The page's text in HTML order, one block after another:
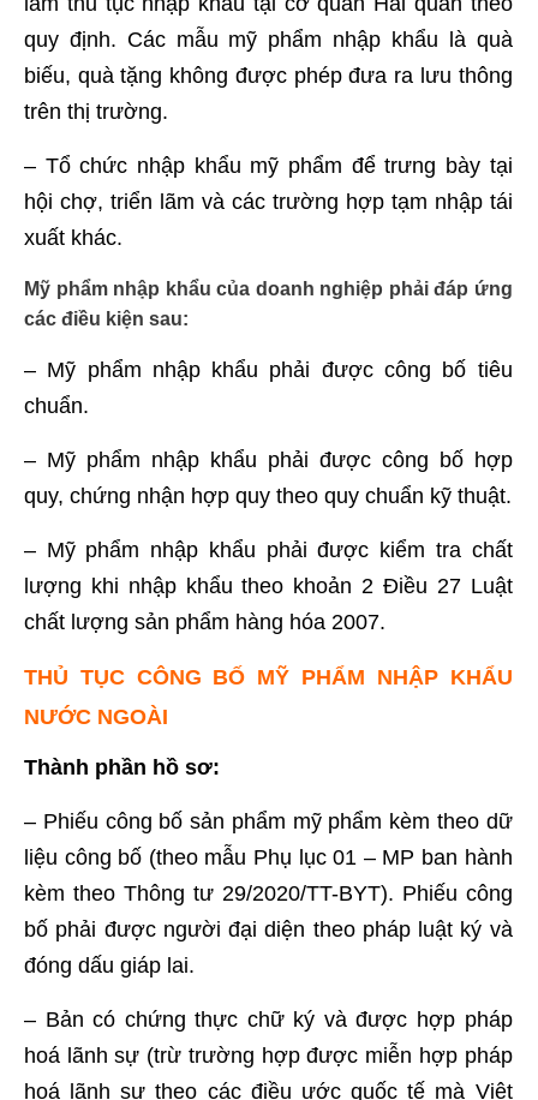
quy định. Các mẫu mỹ phẩm nhập khẩu là quà
biếu, quà tặng không được phép đưa ra lưu thông
trên thị trường.
– Tổ chức nhập khẩu mỹ phẩm để trưng bày tại
hội chợ, triển lãm và các trường hợp tạm nhập tái
xuất khác.
Mỹ phẩm nhập khẩu của doanh nghiệp phải đáp ứng
các điều kiện sau:
– Mỹ phẩm nhập khẩu phải được công bố tiêu
chuẩn.
– Mỹ phẩm nhập khẩu phải được công bố hợp
quy, chứng nhận hợp quy theo quy chuẩn kỹ thuật.
– Mỹ phẩm nhập khẩu phải được kiểm tra chất
lượng khi nhập khẩu theo khoản 2 Điều 27 Luật
chất lượng sản phẩm hàng hóa 2007.
THỦ TỤC CÔNG BỐ MỸ PHẨM NHẬP KHẨU
NƯỚC NGOÀI
Thành phần hồ sơ:
– Phiếu công bố sản phẩm mỹ phẩm kèm theo dữ
liệu công bố (theo mẫu Phụ lục 01 – MP ban hành
kèm theo Thông tư 29/2020/TT-BYT). Phiếu công
bố phải được người đại diện theo pháp luật ký và
đóng dấu giáp lai.
– Bản có chứng thực chữ ký và được hợp pháp
hoá lãnh sự (trừ trường hợp được miễn hợp pháp
hoá lãnh sự theo các điều ước quốc tế mà Việt